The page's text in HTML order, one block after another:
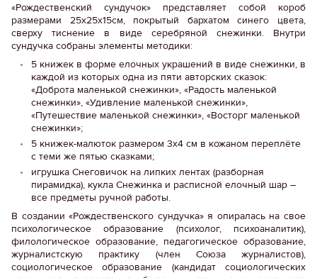
«Рождественский сундучок» представляет собой короб
размерами 25х25х15см, покрытый бархатом синего цвета,
сверху тиснение в виде серебряной снежинки. Внутри
сундучка собраны элементы методики:
5 книжек в форме елочных украшений в виде снежинки, в
каждой из которых одна из пяти авторских сказок:
«Доброта маленькой снежинки», «Радость маленькой
снежинки», «Удивление маленькой снежинки»,
«Путешествие маленькой снежинки», «Восторг маленькой
снежинки»;
5 книжек-малюток размером 3х4 см в кожаном переплёте
с теми же пятью сказками;
игрушка Снеговичок на липких лентах (разборная
пирамидка), кукла Снежинка и расписной елочный шар –
все предметы ручной работы.
В создании «Рождественского сундучка» я опиралась на свое
психологическое образование (психолог, психоаналитик),
филологическое образование, педагогическое образование,
журналистскую практику (член Союза журналистов),
социологическое образование (кандидат социологических